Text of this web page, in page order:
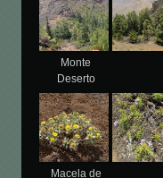
Monte
Deserto
Macela de